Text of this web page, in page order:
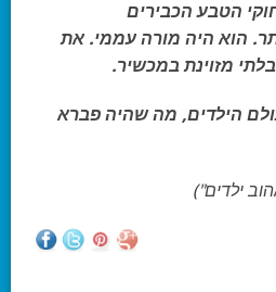
הטבע הכבירים
הוא היה מורה עממי. את
מזוינת במכשיר.
הילדים, מה שהיה פברא
ילדים")